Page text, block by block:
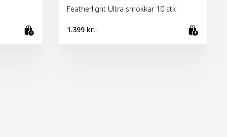
Featherlight Ultra smokkar 10 stk
1.399 kr.